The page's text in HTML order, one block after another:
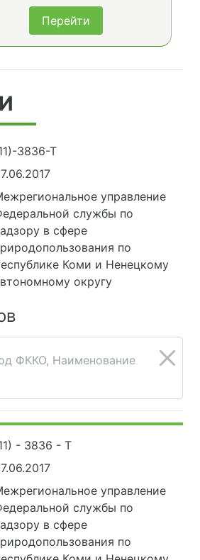
Перейти
3836-Т
управление
службы по
в сфере
по
Коми и Ненецкому
округу
ФККО, Наименование
- 3836 - Т
управление
службы по
в сфере
по